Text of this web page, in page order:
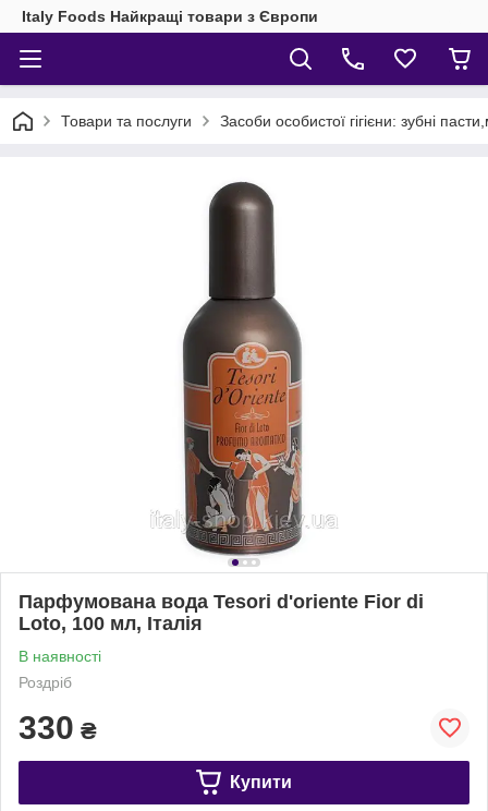
Italy Foods Найкращі товари з Європи
Товари та послуги Засоби особистої гігієни: зубні
Парфумована вода Tesori d'oriente Fior di
Loto, 100 мл, Італія
В наявності
Роздріб
330 ₴
Купити